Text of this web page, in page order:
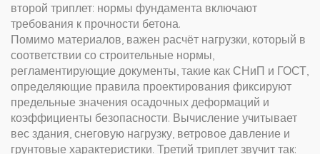
второй триплет: нормы фундамента включают
требования к прочности бетона.
Помимо материалов, важен расчёт нагрузки, который в
соответствии со строительные нормы,
регламентирующие документы, такие как СНиП и ГОСТ,
определяющие правила проектирования фиксируют
предельные значения осадочных деформаций и
коэффициенты безопасности. Вычисление учитывает
вес здания, снеговую нагрузку, ветровое давление и
грунтовые характеристики. Третий триплет звучит так: